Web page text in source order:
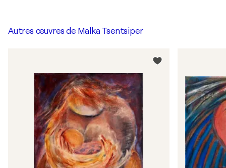
Autres œuvres de Malka Tsentsiper